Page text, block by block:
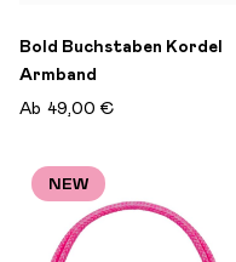
Bold Buchstaben Kordel
Armband
Ab 49,00 €
NEW